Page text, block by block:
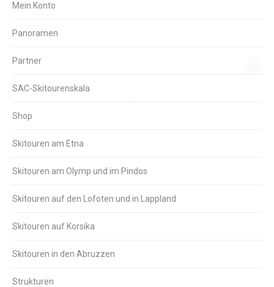
Mein Konto
Panoramen
Partner
SAC-Skitourenskala
Shop
Skitouren am Etna
Skitouren am Olymp und im Pindos
Skitouren auf den Lofoten und in Lappland
Skitouren auf Korsika
Skitouren in den Abruzzen
Strukturen